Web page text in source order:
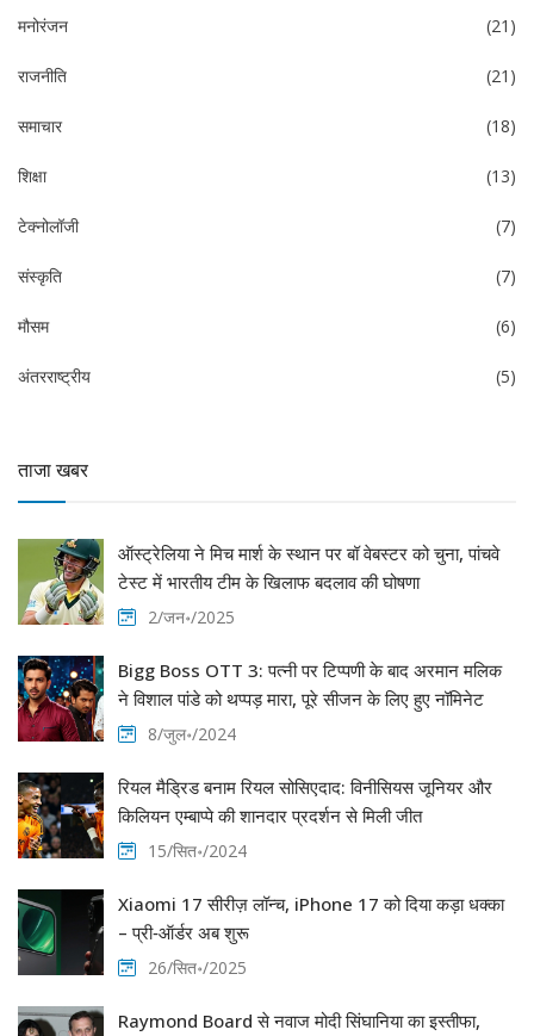
मनोरंजन (21)
राजनीति (21)
समाचार (18)
शिक्षा (13)
टेक्नोलॉजी (7)
संस्कृति (7)
मौसम (6)
अंतरराष्ट्रीय (5)
ताजा खबर
ऑस्ट्रेलिया ने मिच मार्श के स्थान पर बॉ वेबस्टर को चुना, पांचवे
टेस्ट में भारतीय टीम के खिलाफ बदलाव की घोषणा
2/जन॰/2025
Bigg Boss OTT 3: पत्नी पर टिप्पणी के बाद अरमान मलिक
ने विशाल पांडे को थप्पड़ मारा, पूरे सीजन के लिए हुए नॉमिनेट
8/जुल॰/2024
रियल मैड्रिड बनाम रियल सोसिएदाद: विनीसियस जूनियर और
किलियन एम्बाप्पे की शानदार प्रदर्शन से मिली जीत
15/सित॰/2024
Xiaomi 17 सीरीज़ लॉन्च, iPhone 17 को दिया कड़ा धक्का
– प्री‑ऑर्डर अब शुरू
26/सित॰/2025
Raymond Board से नवाज मोदी सिंघानिया का इस्तीफा,